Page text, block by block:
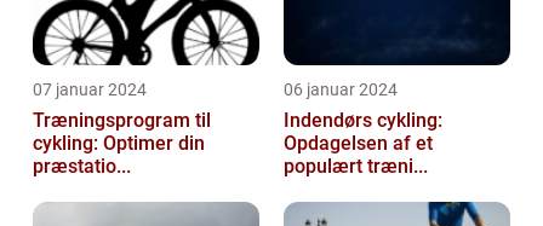
07 januar 2024
Træningsprogram til
cykling: Optimer din
præstatio...
06 januar 2024
Indendørs cykling:
Opdagelsen af et
populært træni...